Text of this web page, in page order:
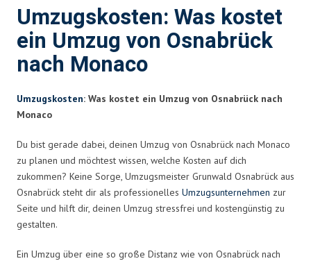
Umzugskosten: Was kostet
ein Umzug von Osnabrück
nach Monaco
Umzugskosten: Was kostet ein Umzug von Osnabrück nach
Monaco
Du bist gerade dabei, deinen Umzug von Osnabrück nach Monaco
zu planen und möchtest wissen, welche Kosten auf dich
zukommen? Keine Sorge, Umzugsmeister Grunwald Osnabrück aus
Osnabrück steht dir als professionelles Umzugsunternehmen zur
Seite und hilft dir, deinen Umzug stressfrei und kostengünstig zu
gestalten.
Ein Umzug über eine so große Distanz wie von Osnabrück nach